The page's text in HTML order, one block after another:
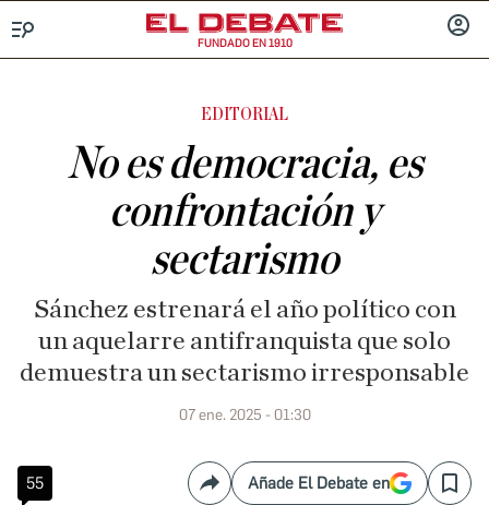
FUNDADO EN 1910
EDITORIAL
No es democracia, es
confrontación y
sectarismo
Sánchez estrenará el año político con
un aquelarre antifranquista que solo
demuestra un sectarismo irresponsable
07 ene. 2025 - 01:30
55 CompartirAñade El Debate en Save